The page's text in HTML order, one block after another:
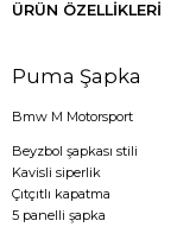
ÜRÜN ÖZELLIKLERI
Puma Şapka
Bmw M Motorsport
Beyzbol şapkası stili
Kavisli siperlik
Çıtçıtlı kapatma
5 panelli şapka